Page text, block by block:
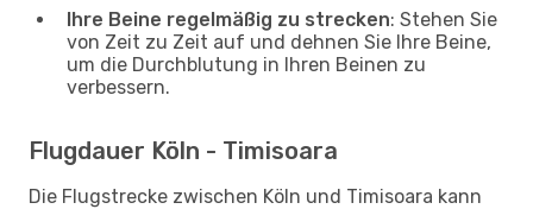
Ihre Beine regelmäßig zu strecken: Stehen Sie
von Zeit zu Zeit auf und dehnen Sie Ihre Beine,
um die Durchblutung in Ihren Beinen zu
verbessern.
Flugdauer Köln - Timisoara
Die Flugstrecke zwischen Köln und Timisoara kann